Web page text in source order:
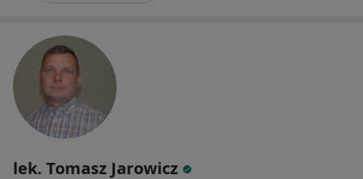
lek. Tomasz Jarowicz